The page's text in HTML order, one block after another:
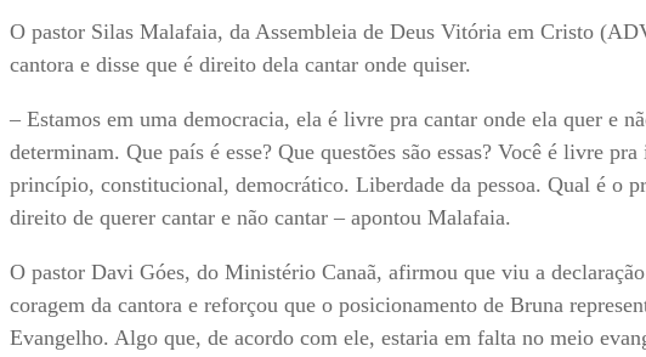
O pastor Silas Malafaia, da Assembleia de Deus Vitória em Cristo
cantora e disse que é direito dela cantar onde quiser.
– Estamos em uma democracia, ela é livre pra cantar onde ela quer e
determinam. Que país é esse? Que questões são essas? Você é livre
princípio, constitucional, democrático. Liberdade da pessoa. Qual é o
direito de querer cantar e não cantar – apontou Malafaia.
O pastor Davi Góes, do Ministério Canaã, afirmou que viu a
coragem da cantora e reforçou que o posicionamento de Bruna
Evangelho. Algo que, de acordo com ele, estaria em falta no meio